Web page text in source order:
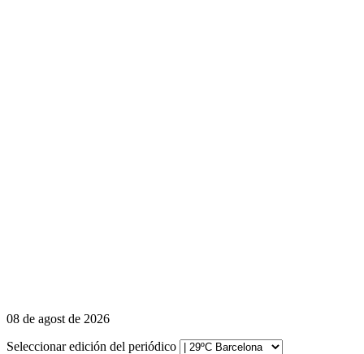
08 de agost de 2026
Seleccionar edición del periódico